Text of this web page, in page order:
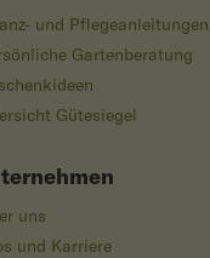
und Pflegeanleitungen
Gartenberatung
Gütesiegel
uns
und Karriere